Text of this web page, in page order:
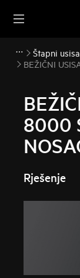
Štapni
BEŽIČNI
8000
Rješenje